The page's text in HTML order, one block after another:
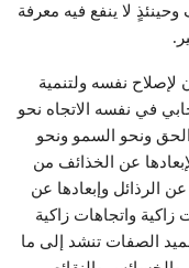
لا ينفع فيه معرفة
لإصلاح نفسه ولتنمية
في نفسه الاتجاه نحو
ونحو السمو ونحو
عن الخذائف من
الرذائل وإبعادها عن
واتجاهات زاكية
الصفات تنشد إلى ما